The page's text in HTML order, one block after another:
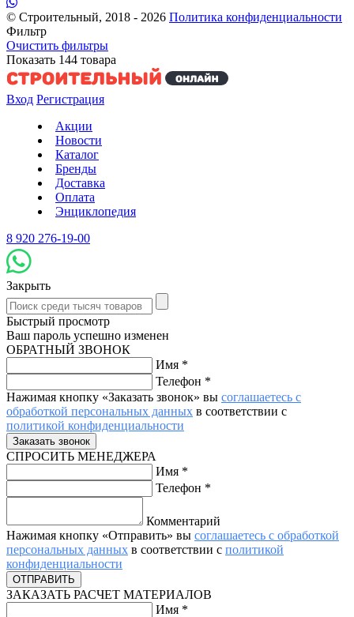
© Строительный, 2018 - 2026 Политика конфиденциальности
Фильтр
Очистить фильтры
Показать 144 товара
Вход Регистрация
Акции
Новости
Каталог
Бренды
Доставка
Оплата
Энциклопедия
8 920 276-19-00
Закрыть
Быстрый просмотр
Ваш пароль успешно изменен
ОБРАТНЫЙ ЗВОНОК
Имя *
Телефон *
Нажимая кнопку «Заказать звонок» вы соглашаетесь с
обработкой персональных данных в соответствии с
политикой конфиденциальности
СПРОСИТЬ МЕНЕДЖЕРА
Имя *
Телефон *
Комментарий
Нажимая кнопку «Отправить» вы соглашаетесь с обработкой
персональных данных в соответствии с политикой
конфиденциальности
ЗАКАЗАТЬ РАСЧЕТ МАТЕРИАЛОВ
Имя *